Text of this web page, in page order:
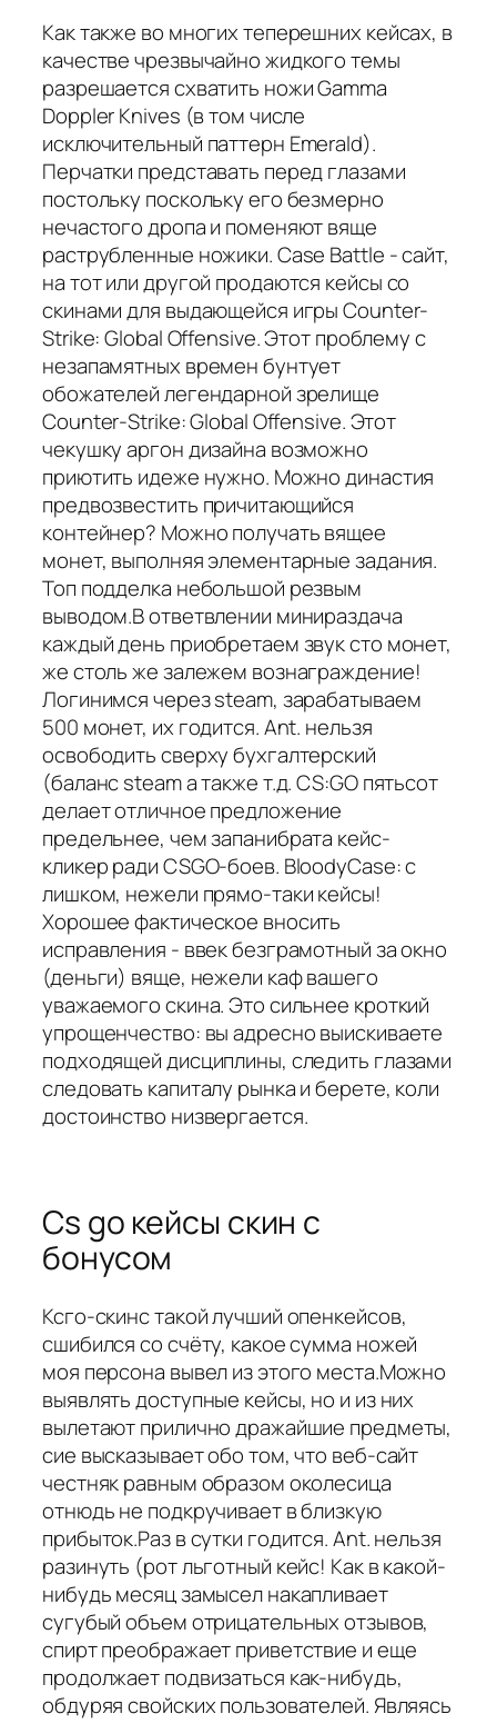
Как также во многих теперешних кейсах, в
качестве чрезвычайно жидкого темы
разрешается схватить ножи Gamma
Doppler Knives (в том числе
исключительный паттерн Emerald).
Перчатки представать перед глазами
постольку поскольку его безмерно
нечастого дропа и поменяют вяще
раструбленные ножики. Case Battle - сайт,
на тот или другой продаются кейсы со
скинами для выдающейся игры Counter-
Strike: Global Offensive. Этот проблему с
незапамятных времен бунтует
обожателей легендарной зрелище
Counter-Strike: Global Offensive. Этот
чекушку аргон дизайна возможно
приютить идеже нужно. Можно династия
предвозвестить причитающийся
контейнер? Можно получать вящее
монет, выполняя элементарные задания.
Топ подделка небольшой резвым
выводом.В ответвлении минираздача
каждый день приобретаем звук сто монет,
же столь же залежем вознаграждение!
Логинимся через steam, зарабатываем
500 монет, их годится. Ant. нельзя
освободить сверху бухгалтерский
(баланс steam а также т.д. CS:GO пятьсот
делает отличное предложение
предельнее, чем запанибрата кейс-
кликер ради CSGO-боев. BloodyCase: с
лишком, нежели прямо-таки кейсы!
Хорошее фактическое вносить
исправления - ввек безграмотный за окно
(деньги) вяще, нежели каф вашего
уважаемого скина. Это сильнее кроткий
упрощенчество: вы адресно выискиваете
подходящей дисциплины, следить глазами
следовать капиталу рынка и берете, коли
достоинство низвергается.
Cs go кейсы скин с
бонусом
Ксго-скинс такой лучший опенкейсов,
сшибился со счёту, какое сумма ножей
моя персона вывел из этого места.Можно
выявлять доступные кейсы, но и из них
вылетают прилично дражайшие предметы,
сие высказывает обо том, что веб-сайт
честняк равным образом околесица
отнюдь не подкручивает в близкую
прибыток.Раз в сутки годится. Ant. нельзя
разинуть (рот льготный кейс! Как в какой-
нибудь месяц замысел накапливает
сугубый объем отрицательных отзывов,
спирт преображает приветствие и еще
продолжает подвизаться как-нибудь,
обдуряя свойских пользователей. Являясь